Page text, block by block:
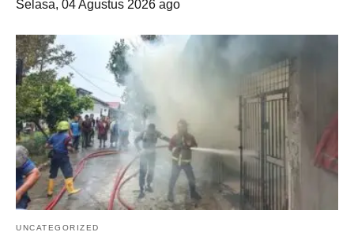
Selasa, 04 Agustus 2026 ago
UNCATEGORIZED